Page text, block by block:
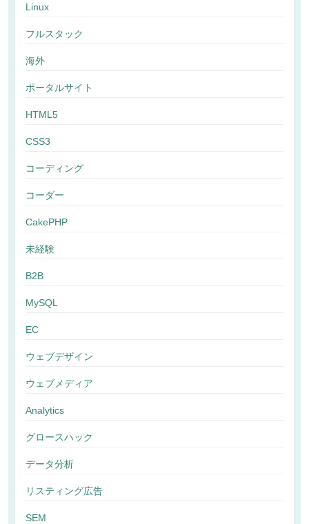
Linux
フルスタック
海外
ポータルサイト
HTML5
CSS3
コーディング
コーダー
CakePHP
未経験
B2B
MySQL
EC
ウェブデザイン
ウェブメディア
Analytics
グロースハック
データ分析
リスティング広告
SEM